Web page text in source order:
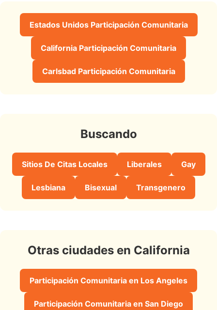
Estados Unidos Participación Comunitaria
California Participación Comunitaria
Carlsbad Participación Comunitaria
Buscando
Sitios De Citas Locales Liberales Gay
Lesbiana Bisexual Transgenero
Otras ciudades en California
Participación Comunitaria en Los Angeles
Participación Comunitaria en San Diego